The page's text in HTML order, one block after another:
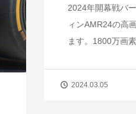
2024年開幕戦バ
ィンAMR24の高
ます。1800万画素
2024.03.05